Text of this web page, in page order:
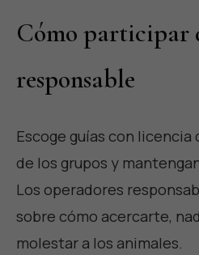
Cómo participar
responsable
Escoge guías con
de los grupos y
Los operadores
sobre cómo acercarte,
molestar a los animales.